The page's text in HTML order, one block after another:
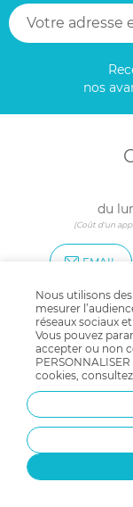
nos
du
(Coût d'un
EMAIL
pour
Nous utilisons
mesurer
réseaux sociaux
Vous pouvez
accepter ou non
cookies,